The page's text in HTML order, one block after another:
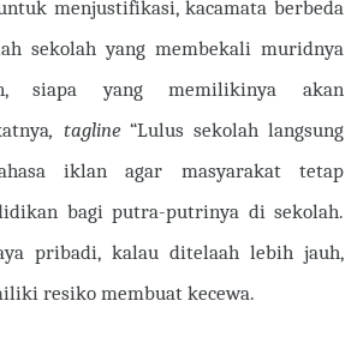
menjustifikasi, kacamata berbeda
sekolah yang membekali muridnya
siapa yang memilikinya akan
, tagline “Lulus sekolah langsung
iklan agar masyarakat tetap
bagi putra-putrinya di sekolah.
pribadi, kalau ditelaah lebih jauh,
resiko membuat kecewa.